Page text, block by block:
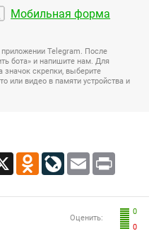
Мобильная форма
приложении Telegram. После
бота» и напишите нам. Для
скрепки, выберите
или видео в памяти устройства и
X Odnoklassniki
LiveJournal
Email Print
0
0
Оценить: